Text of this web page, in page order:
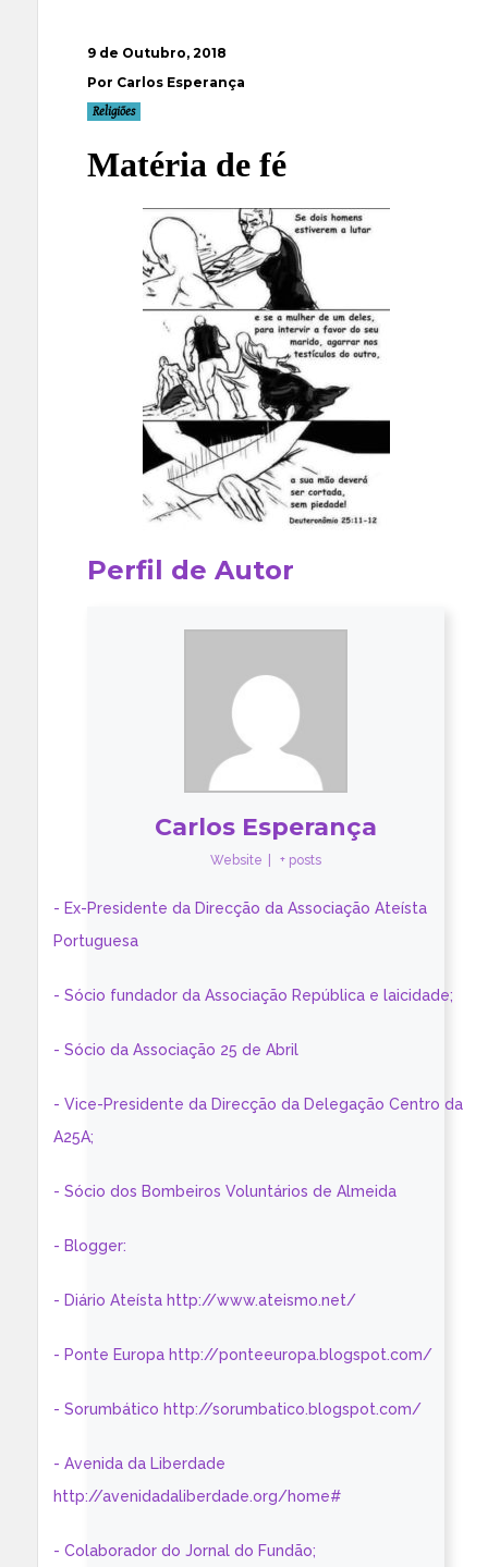
9 de Outubro, 2018
Por Carlos Esperança
Religiões
Matéria de fé
Perfil de Autor
Carlos Esperança
Website + posts
- Ex-Presidente da Direcção da Associação Ateísta
Portuguesa
- Sócio fundador da Associação República e laicidade;
- Sócio da Associação 25 de Abril
- Vice-Presidente da Direcção da Delegação Centro da
A25A;
- Sócio dos Bombeiros Voluntários de Almeida
- Blogger:
- Diário Ateísta http://www.ateismo.net/
- Ponte Europa http://ponteeuropa.blogspot.com/
- Sorumbático http://sorumbatico.blogspot.com/
- Avenida da Liberdade
http://avenidadaliberdade.org/home#
- Colaborador do Jornal do Fundão;